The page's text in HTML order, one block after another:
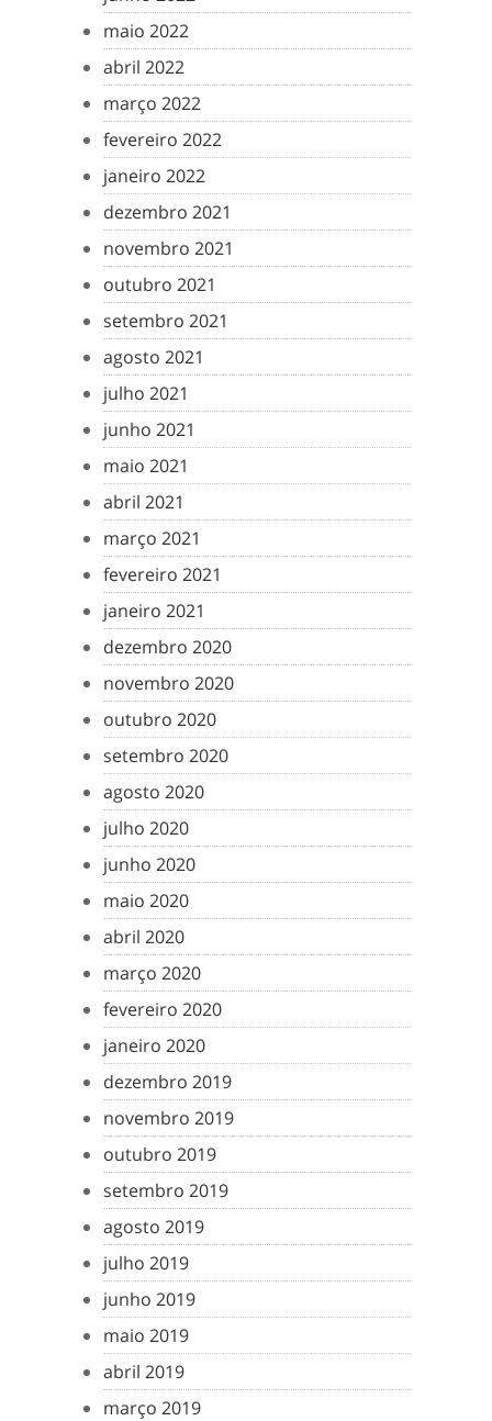
maio 2022
abril 2022
março 2022
fevereiro 2022
janeiro 2022
dezembro 2021
novembro 2021
outubro 2021
setembro 2021
agosto 2021
julho 2021
junho 2021
maio 2021
abril 2021
março 2021
fevereiro 2021
janeiro 2021
dezembro 2020
novembro 2020
outubro 2020
setembro 2020
agosto 2020
julho 2020
junho 2020
maio 2020
abril 2020
março 2020
fevereiro 2020
janeiro 2020
dezembro 2019
novembro 2019
outubro 2019
setembro 2019
agosto 2019
julho 2019
junho 2019
maio 2019
abril 2019
março 2019